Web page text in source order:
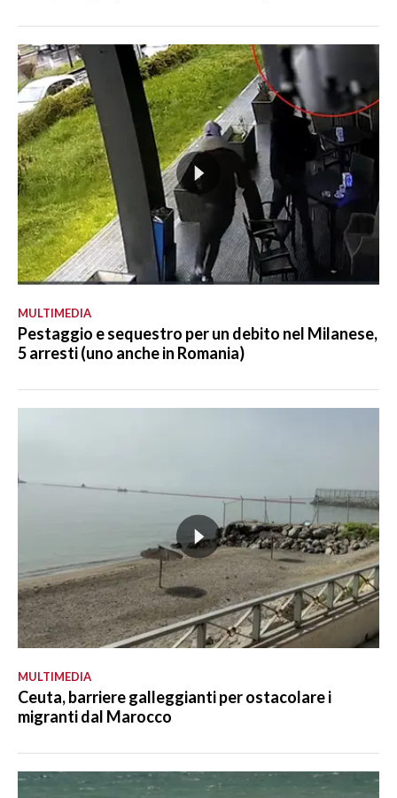
MULTIMEDIA
Pestaggio e sequestro per un debito nel Milanese,
5 arresti (uno anche in Romania)
MULTIMEDIA
Ceuta, barriere galleggianti per ostacolare i
migranti dal Marocco